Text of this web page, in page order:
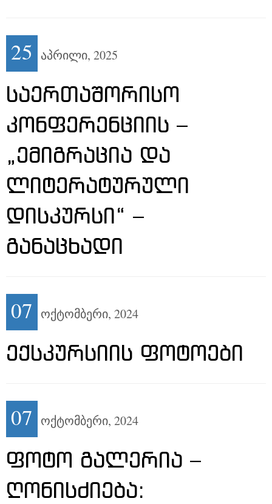
25 აპრილი, 2025
ᲡᲐᲔᲠᲗᲐᲨᲝᲠᲘᲡᲝ
ᲙᲝᲜᲤᲔᲠᲔᲜᲪᲘᲘᲡ –
„ᲔᲛᲘᲒᲠᲐᲪᲘᲐ ᲓᲐ
ᲚᲘᲢᲔᲠᲐᲢᲣᲠᲣᲚᲘ
ᲓᲘᲡᲙᲣᲠᲡᲘ“ –
ᲒᲐᲜᲐᲪᲮᲐᲓᲘ
07 ოქტომბერი, 2024
ᲔᲥᲡᲙᲣᲠᲡᲘᲘᲡ ᲤᲝᲢᲝᲔᲑᲘ
07 ოქტომბერი, 2024
ᲤᲝᲢᲝ ᲒᲐᲚᲔᲠᲘᲐ –
ᲦᲝᲜᲘᲡᲫᲘᲔᲑᲐ: